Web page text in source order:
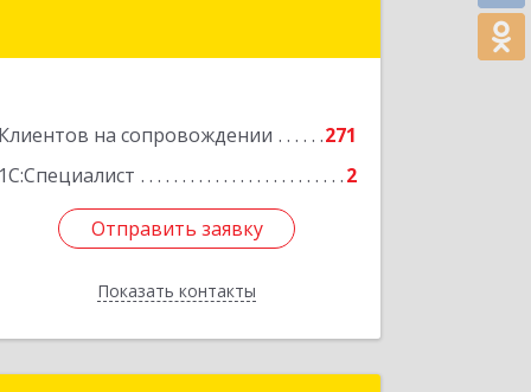
Клиентов на сопровождении
271
1С:Специалист
2
Отправить заявку
Показать контакты
Отправить заявку
Назад